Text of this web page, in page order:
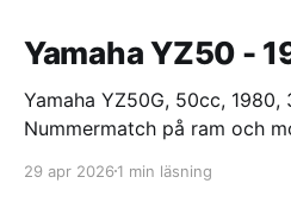
Yamaha YZ50 -
Yamaha YZ50G, 50cc,
Nummermatch på ram och motor
maskinen gått friskt i unga år
29 apr 2026 1 min läsning